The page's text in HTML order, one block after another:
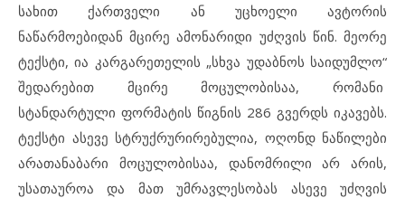
სახით ქართველი ან უცხოელი ავტორის
ნაწარმოებიდან მცირე ამონარიდი უძღვის წინ. მეორე
ტექსტი, ია კარგარეთელის „სხვა უდაბნოს საიდუმლო“
შედარებით მცირე მოცულობისაა, რომანი
სტანდარტული ფორმატის წიგნის 286 გვერდს იკავებს.
ტექსტი ასევე სტრუქრურირებულია, ოღონდ ნაწილები
არათანაბარი მოცულობისაა, დანომრილი არ არის,
უსათაუროა და მათ უმრავლესობას ასევე უძღვის